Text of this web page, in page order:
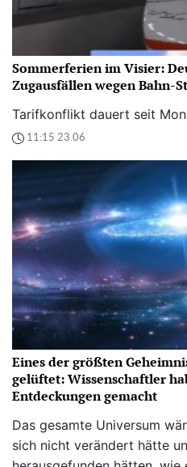
Sommerferien im Visier:
Zugausfällen wegen Bahn-
Tarifkonflikt dauert seit
11:15 23.06
Eines der größten
gelüftet: Wissenschaftler
Entdeckungen gemacht
Das gesamte Universum
sich nicht verändert hätte